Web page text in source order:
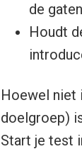
de
Houdt
Hoewel niet
doelgroep)
Start je test